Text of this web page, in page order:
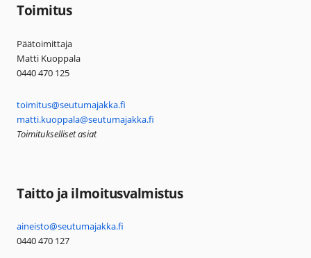
Toimitus
Päätoimittaja
Matti Kuoppala
0440 470 125
toimitus@seutumajakka.fi
matti.kuoppala@seutumajakka.fi
Toimitukselliset asiat
Taitto ja ilmoitusvalmistus
aineisto@seutumajakka.fi
0440 470 127